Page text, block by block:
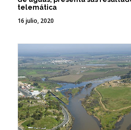
telemática
16 julio, 2020